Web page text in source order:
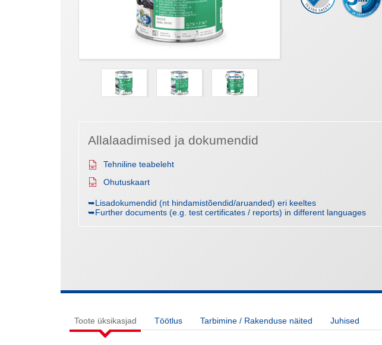
Allalaadimised ja dokumendid
Tehniline teabeleht
Ohutuskaart
➥Lisadokumendid (nt hindamistõendid/aruanded) eri keeltes
➥Further documents (e.g. test certificates / reports) in different languages
Toote üksikasjad Töötlus Tarbimine / Rakenduse näited Juhised